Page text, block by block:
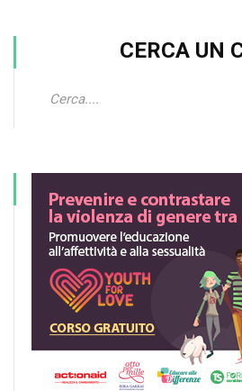
CERCA UN